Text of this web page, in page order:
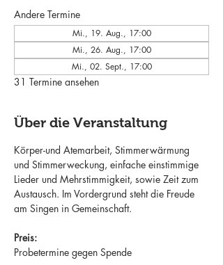
Andere Termine
Mi., 19. Aug., 17:00
Mi., 26. Aug., 17:00
Mi., 02. Sept., 17:00
31 Termine ansehen
Über die Veranstaltung
Körper-und Atemarbeit, Stimmerwärmung
und Stimmerweckung, einfache einstimmige
Lieder und Mehrstimmigkeit, sowie Zeit zum
Austausch. Im Vordergrund steht die Freude
am Singen in Gemeinschaft.
Preis:
Probetermine gegen Spende